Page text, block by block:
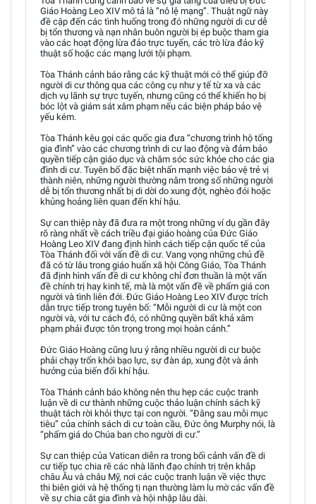
Giáo Hoàng Leo XIV mô tả là “nô lệ mạng”. Thuật ngữ này
đề cập đến các tình huống trong đó những người di cư dễ
bị tổn thương và nạn nhân buôn người bị ép buộc tham gia
vào các hoạt động lừa đảo trực tuyến, các trò lừa đảo kỹ
thuật số hoặc các mạng lưới tội phạm.
Tòa Thánh cảnh báo rằng các kỹ thuật mới có thể giúp đỡ
người di cư thông qua các công cụ như y tế từ xa và các
dịch vụ lãnh sự trực tuyến, nhưng cũng có thể khiến họ bị
bóc lột và giám sát xâm phạm nếu các biện pháp bảo vệ
yếu kém.
Tòa Thánh kêu gọi các quốc gia đưa “chương trình hộ tống
gia đình” vào các chương trình di cư lao động và đảm bảo
quyền tiếp cận giáo dục và chăm sóc sức khỏe cho các gia
đình di cư. Tuyên bố đặc biệt nhấn mạnh việc bảo vệ trẻ vị
thành niên, những người thường nằm trong số những người
dễ bị tổn thương nhất bị di dời do xung đột, nghèo đói hoặc
khủng hoảng liên quan đến khí hậu.
Sự can thiệp này đã đưa ra một trong những ví dụ gần đây
rõ ràng nhất về cách triều đại giáo hoàng của Đức Giáo
Hoàng Leo XIV đang định hình cách tiếp cận quốc tế của
Tòa Thánh đối với vấn đề di cư. Vang vọng những chủ đề
đã có từ lâu trong giáo huấn xã hội Công Giáo, Tòa Thánh
đã định hình vấn đề di cư không chỉ đơn thuần là một vấn
đề chính trị hay kinh tế, mà là một vấn đề về phẩm giá con
người và tình liên đới. Đức Giáo Hoàng Leo XIV được trích
dẫn trực tiếp trong tuyên bố: “Mỗi người di cư là một con
người và, với tư cách đó, có những quyền bất khả xâm
phạm phải được tôn trọng trong mọi hoàn cảnh.”
Đức Giáo Hoàng cũng lưu ý rằng nhiều người di cư buộc
phải chạy trốn khỏi bạo lực, sự đàn áp, xung đột và ảnh
hưởng của biến đổi khí hậu.
Tòa Thánh cảnh báo không nên thu hẹp các cuộc tranh
luận về di cư thành những cuộc thảo luận chính sách kỹ
thuật tách rời khỏi thực tại con người. “Đằng sau mỗi mục
tiêu” của chính sách di cư toàn cầu, Đức ông Murphy nói, là
“phẩm giá do Chúa ban cho người di cư.”
Sự can thiệp của Vatican diễn ra trong bối cảnh vấn đề di
cư tiếp tục chia rẽ các nhà lãnh đạo chính trị trên khắp
châu Âu và châu Mỹ, nơi các cuộc tranh luận về việc thực
thi biên giới và hệ thống tị nạn thường làm lu mờ các vấn đề
về sự chia cắt gia đình và hội nhập lâu dài.